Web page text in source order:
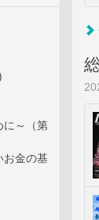
に～（第
お金の基